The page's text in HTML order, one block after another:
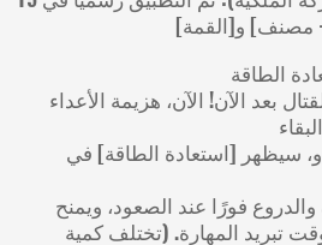
الطاقة
بعد الآن! الآن، هزيمة الأعداء
سيظهر [استعادة الطاقة] في
فورًا عند الصعود، ويمنح
تبريد المهارة. (تختلف كمية